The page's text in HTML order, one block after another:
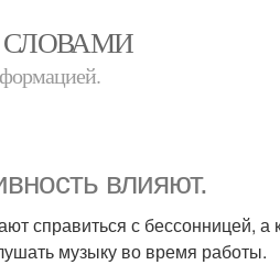
влияют.
справиться с бессонницей, а
музыку во время работы.